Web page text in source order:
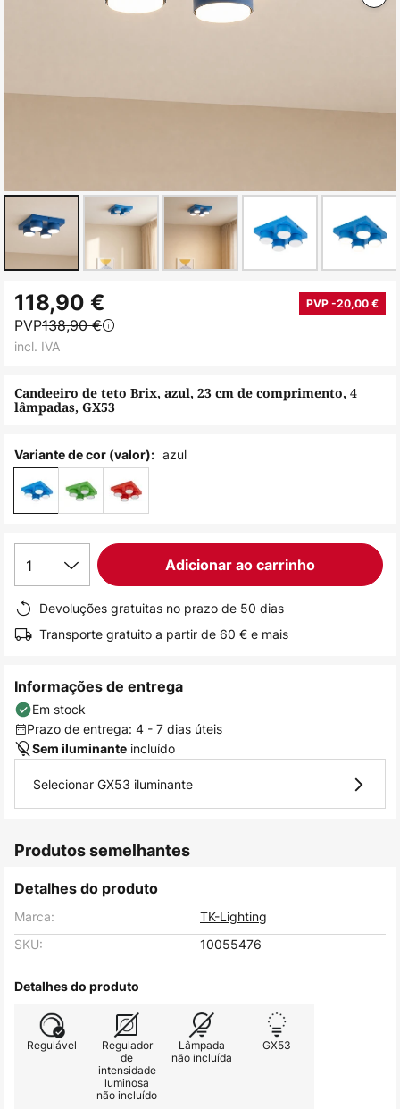
para
início
Galeria
de
Candeeiro de teto Brix, azul, 23 cm de comprimento, 4
lâmpadas, GX53
118,90 € PVP -20,00 €
PVP138,90 €
incl. IVA
Variante de cor (valor): azul
1 Adicionar ao carrinho
Devoluções gratuitas no prazo de 50 dias
Transporte gratuito a partir de 60 € e mais
Informações de entrega
Em stock
Prazo de entrega: 4 - 7 dias úteis
Sem iluminante incluído
Selecionar GX53 iluminante
Produtos semelhantes
Detalhes do produto
Marca:
TK-Lighting
SKU:
10055476
Detalhes do produto
Regulável
Regulador
de
intensidade
luminosa
não incluído
Lâmpada
não incluída
GX53